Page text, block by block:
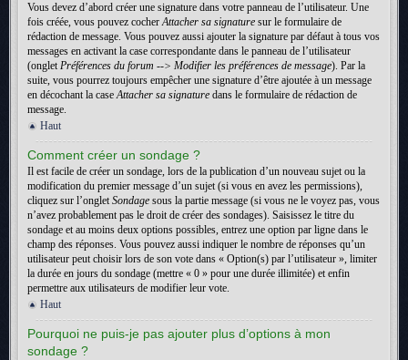
Vous devez d’abord créer une signature dans votre panneau de l’utilisateur. Une
fois créée, vous pouvez cocherAttacher sa signature sur le formulaire de
rédaction de message. Vous pouvez aussi ajouter la signature par défaut à tous vos
messages en activant la case correspondante dans le panneau de l’utilisateur
(ongletPréférences du forum --> Modifier les préférences de message). Par la
suite, vous pourrez toujours empêcher une signature d’être ajoutée à un message
en décochant la caseAttacher sa signature dans le formulaire de rédaction de
message.
Haut
Comment créer un sondage ?
Il est facile de créer un sondage, lors de la publication d’un nouveau sujet ou la
modification du premier message d’un sujet (si vous en avez les permissions),
cliquez sur l’ongletSondage sous la partie message (si vous ne le voyez pas, vous
n’avez probablement pas le droit de créer des sondages). Saisissez le titre du
sondage et au moins deux options possibles, entrez une option par ligne dans le
champ des réponses. Vous pouvez aussi indiquer le nombre de réponses qu’un
utilisateur peut choisir lors de son vote dans « Option(s) par l’utilisateur », limiter
la durée en jours du sondage (mettre « 0 » pour une durée illimitée) et enfin
permettre aux utilisateurs de modifier leur vote.
Haut
Pourquoi ne puis-je pas ajouter plus d’options à mon
sondage ?